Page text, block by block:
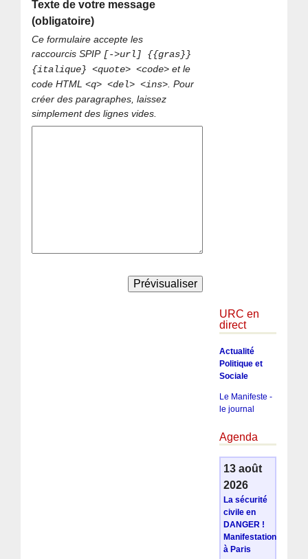
Texte de votre message
(obligatoire)
Ce formulaire accepte les
raccourcis SPIP [->url] {{gras}}
{italique} <quote> <code> et le
code HTML<q> <del> <ins> . Pour
créer des paragraphes, laissez
simplement des lignes vides.
URC en
direct
Actualité
Politique et
Sociale
Le Manifeste -
le journal
Agenda
13 août
2026
La sécurité
civile en
DANGER !
Manifestation
à Paris